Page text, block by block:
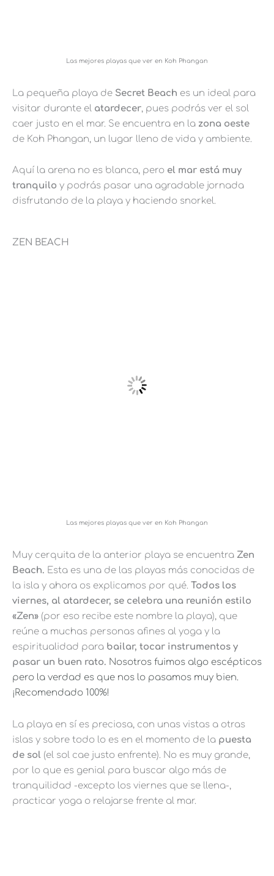
Las mejores playas que ver en Koh Phangan
La pequeña playa de Secret Beach es un ideal para
visitar durante el atardecer, pues podrás ver el sol
caer justo en el mar. Se encuentra en la zona oeste
de Koh Phangan, un lugar lleno de vida y ambiente.
Aquí la arena no es blanca, pero el mar está muy
tranquilo y podrás pasar una agradable jornada
disfrutando de la playa y haciendo snorkel.
ZEN BEACH
Las mejores playas que ver en Koh Phangan
Muy cerquita de la anterior playa se encuentra Zen
Beach. Esta es una de las playas más conocidas de
la isla y ahora os explicamos por qué. Todos los
viernes, al atardecer, se celebra una reunión estilo
«Zen» (por eso recibe este nombre la playa), que
reúne a muchas personas afines al yoga y la
espiritualidad para bailar, tocar instrumentos y
pasar un buen rato. Nosotros fuimos algo escépticos
pero la verdad es que nos lo pasamos muy bien.
¡Recomendado 100%!
La playa en sí es preciosa, con unas vistas a otras
islas y sobre todo lo es en el momento de la puesta
de sol (el sol cae justo enfrente). No es muy grande,
por lo que es genial para buscar algo más de
tranquilidad -excepto los viernes que se llena-,
practicar yoga o relajarse frente al mar.